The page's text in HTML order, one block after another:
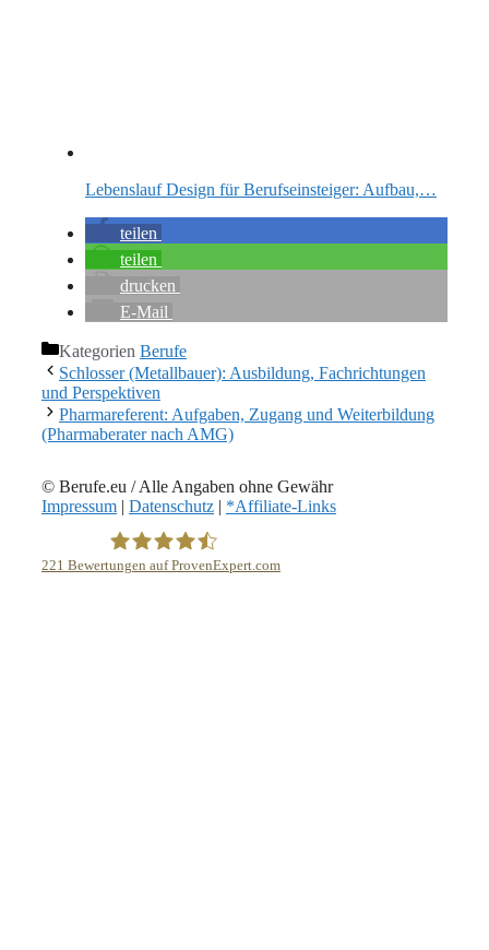
Lebenslauf Design für Berufseinsteiger: Aufbau,…
teilen
teilen
drucken
E-Mail
Kategorien Berufe
Schlosser (Metallbauer): Ausbildung, Fachrichtungen
und Perspektiven
Pharmareferent: Aufgaben, Zugang und Weiterbildung
(Pharmaberater nach AMG)
© Berufe.eu / Alle Angaben ohne Gewähr
Impressum | Datenschutz | *Affiliate-Links
221 Bewertungen auf ProvenExpert.com